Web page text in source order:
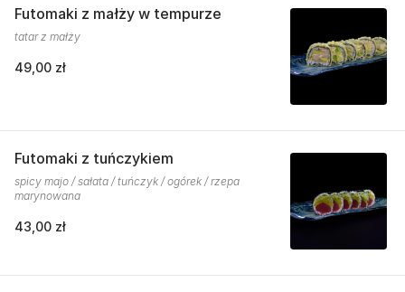
Futomaki z małży w tempurze
tatar z małży
49,00 zł
Futomaki z tuńczykiem
spicy majo / sałata / tuńczyk / ogórek / rzepa
marynowana
43,00 zł